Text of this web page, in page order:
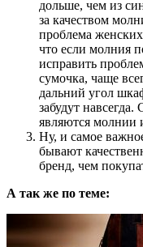
дольше, чем из
за качеством
проблема
что если молния
исправить
сумочка, чаще
дальний угол
забудут
являются молнии
Ну, и самое
бывают
бренд, чем
А так же по теме: